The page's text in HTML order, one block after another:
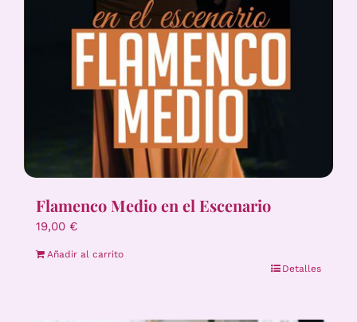
Flamenco Medio en el Escenario
19,00 €
Añadir al carrito
Detalles